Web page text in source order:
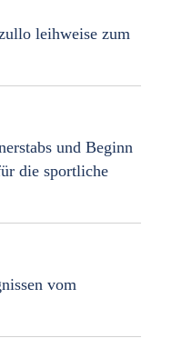
leihweise zum
und Beginn
die sportliche
vom